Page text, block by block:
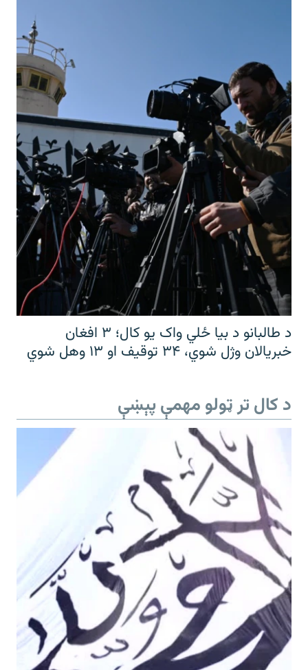
د طالبانو د بیا ځلي واک یو کال؛ ۳ افغان
خبریالان وژل شوي، ۳۴ توقیف او ۱۳ وهل شوي
د کال تر ټولو مهمې پېښې